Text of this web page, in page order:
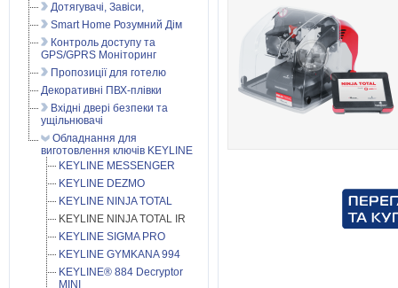
Дотягувачі, Завіси,
Smart Home Розумний Дім
Контроль доступу та
GPS/GPRS Моніторинг
Пропозиції для готелю
Декоративні ПВХ-плівки
Вхідні двері безпеки та
ущільнювачі
Обладнання для
виготовлення ключів KEYLINE
KEYLINE MESSENGER
KEYLINE DEZMO
KEYLINE NINJA TOTAL
KEYLINE NINJA TOTAL IR
KEYLINE SIGMA PRO
KEYLINE GYMKANA 994
KEYLINE® 884 Decryptor
MINI